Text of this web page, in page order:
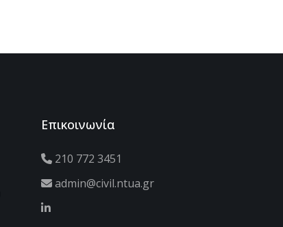
Επικοινωνία
210 772 3451
admin@civil.ntua.gr